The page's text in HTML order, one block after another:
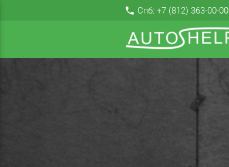
local_phone Спб: +7 (812) 363-00-00